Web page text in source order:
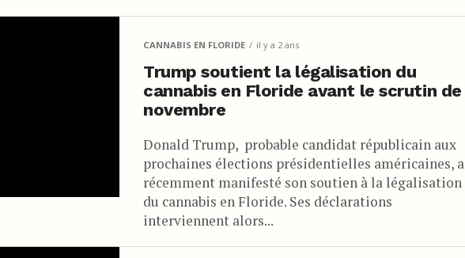
CANNABIS EN FLORIDE il y a 2 ans
Trump soutient la légalisation du
cannabis en Floride avant le scrutin de
novembre
Donald Trump, probable candidat républicain aux
prochaines élections présidentielles américaines, a
récemment manifesté son soutien à la légalisation
du cannabis en Floride. Ses déclarations
interviennent alors...